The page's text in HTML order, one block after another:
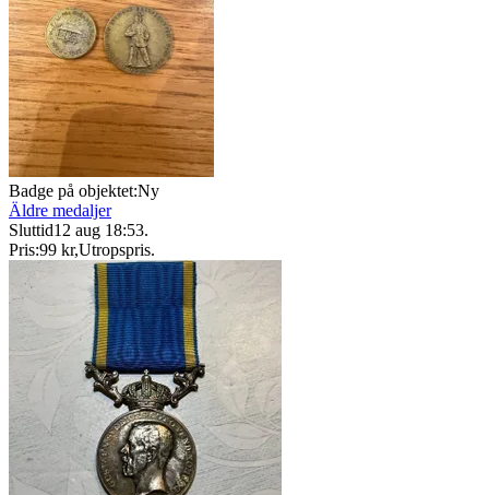
Badge på objektet:Ny
Äldre medaljer
Sluttid12 aug 18:53.
Pris:99 kr,Utropspris.